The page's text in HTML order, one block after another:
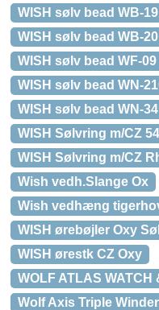
WISH sølv bead WB-
WISH sølv bead WB-
WISH sølv bead WF-09
WISH sølv bead WN-
WISH sølv bead WN-34
WISH Sølvring m/CZ 54
WISH Sølvring m/CZ
Wish vedh.Slange Ox
Wish vedhæng
WISH ørebøjler Oxy
WISH ørestk CZ Oxy
WOLF ATLAS WATCH
Wolf Axis Triple